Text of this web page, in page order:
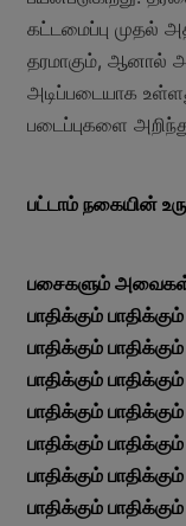
கட்டமைப்பு முதல்
தரமாகும், ஆனால்
அடிப்படையாக
படைப்புகளை
பட்டாம் நகையின்
பசைகளும் அவைகள்
பாதிக்கும்
பாதிக்கும்
பாதிக்கும்
பாதிக்கும்
பாதிக்கும்
பாதிக்கும்
பாதிக்கும்